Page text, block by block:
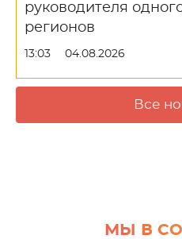
руководителя
регионов
13:03 04.08.2026
Все
МЫ В